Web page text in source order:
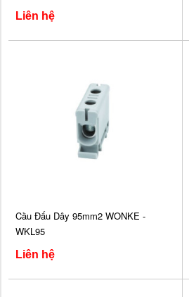
Liên hệ
Cầu Đấu Dây 95mm2 WONKE -
WKL95
Liên hệ